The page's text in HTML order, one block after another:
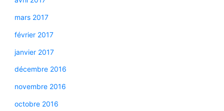
mars 2017
février 2017
janvier 2017
décembre 2016
novembre 2016
octobre 2016